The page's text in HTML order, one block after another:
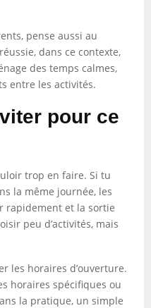
pense aussi au
dans ce contexte,
des temps calmes,
entre les activités.
pour ce
trop en faire. Si tu
la même journée, les
rapidement et la sortie
peu d’activités, mais
les horaires d’ouverture.
horaires spécifiques ou
la pratique, un simple